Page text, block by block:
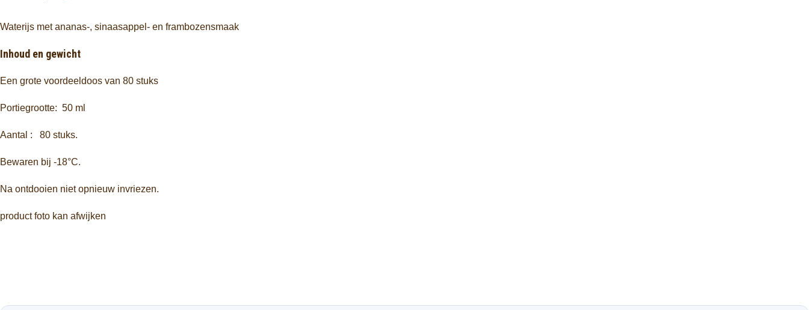
Waterijs met ananas-, sinaasappel- en frambozensmaak
Inhoud en gewicht
Een grote voordeeldoos van 80 stuks
Portiegrootte: 50 ml
Aantal : 80 stuks.
Bewaren bij -18°C.
Na ontdooien niet opnieuw invriezen.
product foto kan afwijken